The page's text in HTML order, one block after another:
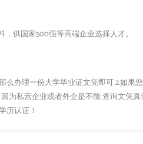
供国家500强等高端企业选择人才。
么办理一份大学毕业证文凭即可 2.如果
为私营企业或者外企是不能 查询文凭真
历认证！